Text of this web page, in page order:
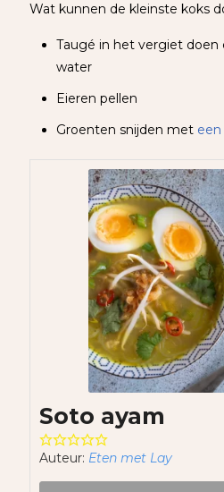
Wat kunnen de kleinste koks
Taugé in het vergiet
water
Eieren pellen
Groenten snijden met
Soto ayam
Auteur: Eten met Lay